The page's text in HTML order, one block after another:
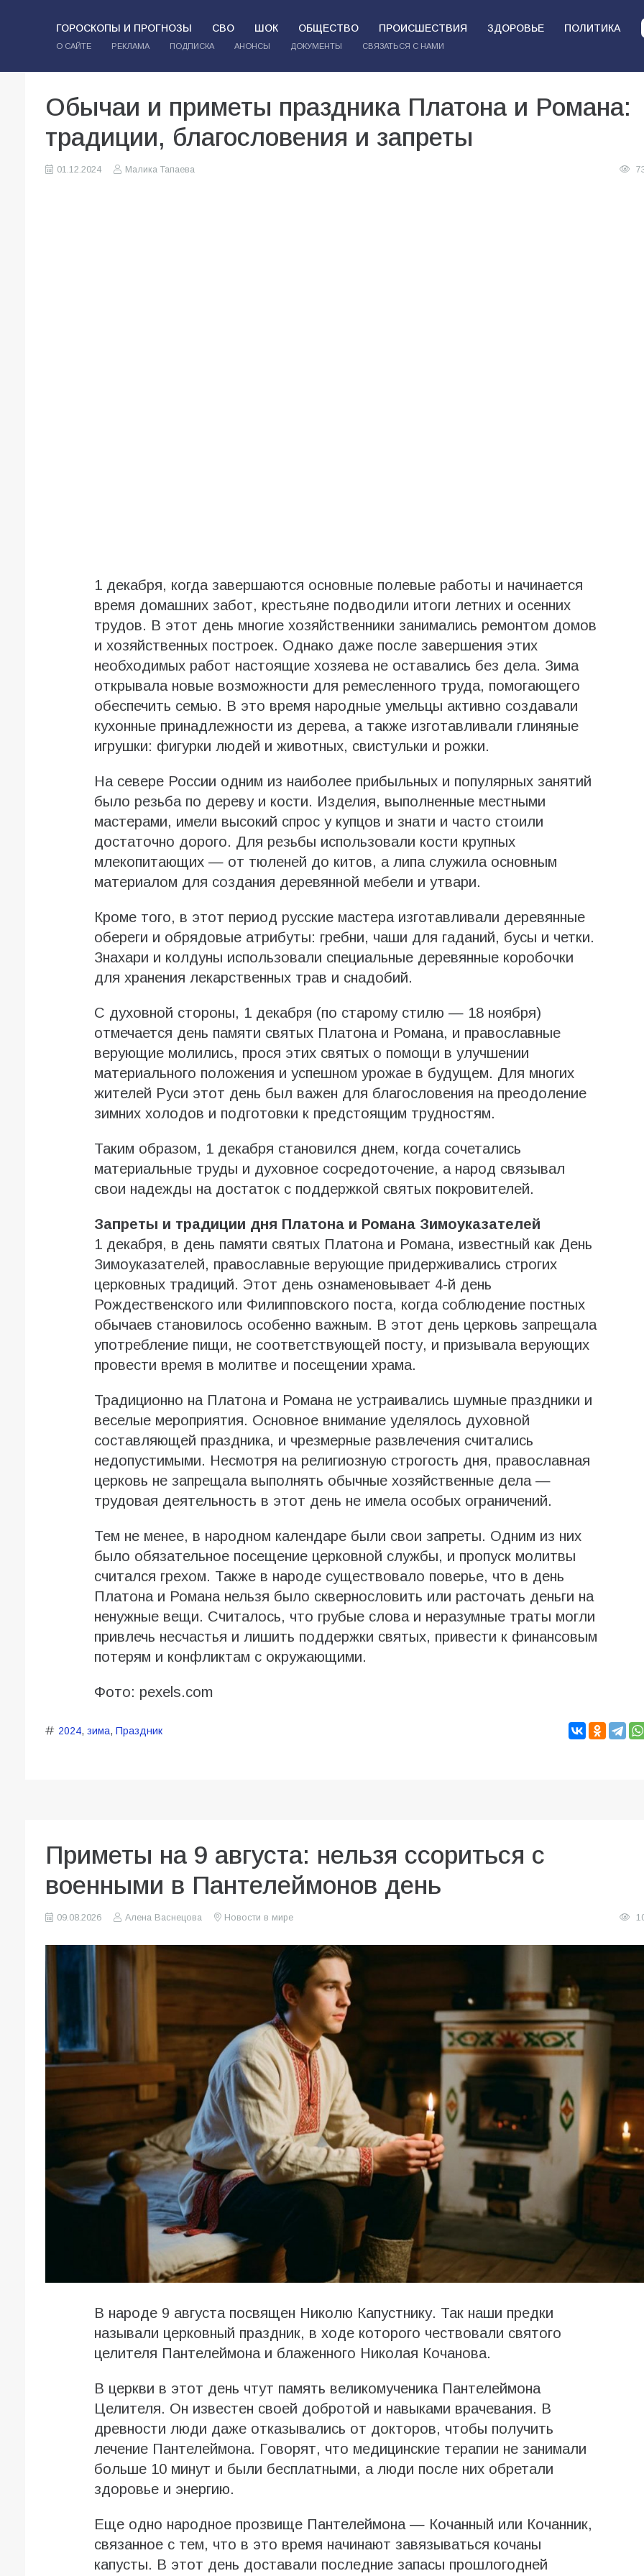
ГОРОСКОПЫ И ПРОГНОЗЫ СВО ШОК ОБЩЕСТВО ПРОИСШЕСТВИЯ ЗДОРОВЬЕ ПОЛИТИКА
О САЙТЕ РЕКЛАМА ПОДПИСКА АНОНСЫ ДОКУМЕНТЫ СВЯЗАТЬСЯ С НАМИ
Обычаи и приметы праздника Платона и Романа:
традиции, благословения и запреты
01.12.2024 Малика Тапаева
1 декабря, когда завершаются основные полевые работы и начинается
время домашних забот, крестьяне подводили итоги летних и осенних
трудов. В этот день многие хозяйственники занимались ремонтом домов
и хозяйственных построек. Однако даже после завершения этих
необходимых работ настоящие хозяева не оставались без дела. Зима
открывала новые возможности для ремесленного труда, помогающего
обеспечить семью. В это время народные умельцы активно создавали
кухонные принадлежности из дерева, а также изготавливали глиняные
игрушки: фигурки людей и животных, свистульки и рожки.
На севере России одним из наиболее прибыльных и популярных занятий
было резьба по дереву и кости. Изделия, выполненные местными
мастерами, имели высокий спрос у купцов и знати и часто стоили
достаточно дорого. Для резьбы использовали кости крупных
млекопитающих — от тюленей до китов, а липа служила основным
материалом для создания деревянной мебели и утвари.
Кроме того, в этот период русские мастера изготавливали деревянные
обереги и обрядовые атрибуты: гребни, чаши для гаданий, бусы и четки.
Знахари и колдуны использовали специальные деревянные коробочки
для хранения лекарственных трав и снадобий.
С духовной стороны, 1 декабря (по старому стилю — 18 ноября)
отмечается день памяти святых Платона и Романа, и православные
верующие молились, прося этих святых о помощи в улучшении
материального положения и успешном урожае в будущем. Для многих
жителей Руси этот день был важен для благословения на преодоление
зимних холодов и подготовки к предстоящим трудностям.
Таким образом, 1 декабря становился днем, когда сочетались
материальные труды и духовное сосредоточение, а народ связывал
свои надежды на достаток с поддержкой святых покровителей.
Запреты и традиции дня Платона и Романа Зимоуказателей
1 декабря, в день памяти святых Платона и Романа, известный как День
Зимоуказателей, православные верующие придерживались строгих
церковных традиций. Этот день ознаменовывает 4-й день
Рождественского или Филипповского поста, когда соблюдение постных
обычаев становилось особенно важным. В этот день церковь запрещала
употребление пищи, не соответствующей посту, и призывала верующих
провести время в молитве и посещении храма.
Традиционно на Платона и Романа не устраивались шумные праздники и
веселые мероприятия. Основное внимание уделялось духовной
составляющей праздника, и чрезмерные развлечения считались
недопустимыми. Несмотря на религиозную строгость дня, православная
церковь не запрещала выполнять обычные хозяйственные дела —
трудовая деятельность в этот день не имела особых ограничений.
Тем не менее, в народном календаре были свои запреты. Одним из них
было обязательное посещение церковной службы, и пропуск молитвы
считался грехом. Также в народе существовало поверье, что в день
Платона и Романа нельзя было сквернословить или расточать деньги на
ненужные вещи. Считалось, что грубые слова и неразумные траты могли
привлечь несчастья и лишить поддержки святых, привести к финансовым
потерям и конфликтам с окружающими.
Фото: pexels.com
2024, зима, Праздник
Приметы на 9 августа: нельзя ссориться с
военными в Пантелеймонов день
09.08.2026 Алена Васнецова Новости в мире
В народе 9 августа посвящен Николю Капустнику. Так наши предки
называли церковный праздник, в ходе которого чествовали святого
целителя Пантелеймона и блаженного Николая Кочанова.
В церкви в этот день чтут память великомученика Пантелеймона
Целителя. Он известен своей добротой и навыками врачевания. В
древности люди даже отказывались от докторов, чтобы получить
лечение Пантелеймона. Говорят, что медицинские терапии не занимали
больше 10 минут и были бесплатными, а люди после них обретали
здоровье и энергию.
Еще одно народное прозвище Пантелеймона — Кочанный или Кочанник,
связанное с тем, что в это время начинают завязываться кочаны
капусты. В этот день доставали последние запасы прошлогодней